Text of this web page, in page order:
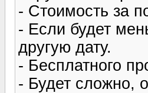
- Стоимость за
- Если будет
другую дату.
- Бесплатного
- Будет сложно,